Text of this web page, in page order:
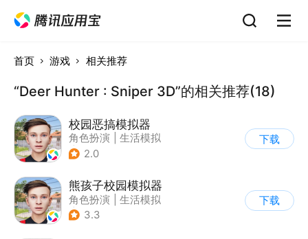
首页 游戏 相关推荐
“Deer Hunter : Sniper 3D”的相关推荐(18)
校园恶搞模拟器
角色扮演
生活模拟
| 写实
2.0
下载
熊孩子校园模拟器
角色扮演
生活模拟
| 写实
3.3
下载